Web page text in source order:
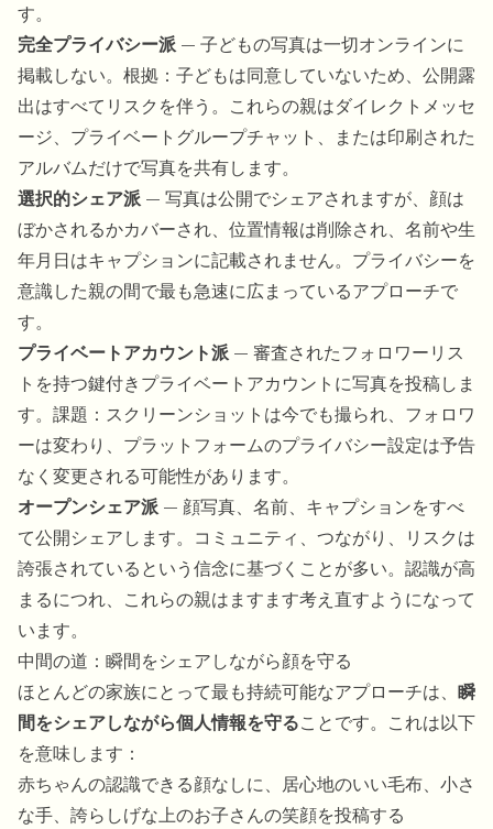
す。
完全プライバシー派 — 子どもの写真は一切オンラインに
掲載しない。根拠：子どもは同意していないため、公開露
出はすべてリスクを伴う。これらの親はダイレクトメッセ
ージ、プライベートグループチャット、または印刷された
アルバムだけで写真を共有します。
選択的シェア派 — 写真は公開でシェアされますが、顔は
ぼかされるかカバーされ、位置情報は削除され、名前や生
年月日はキャプションに記載されません。プライバシーを
意識した親の間で最も急速に広まっているアプローチで
す。
プライベートアカウント派 — 審査されたフォロワーリス
トを持つ鍵付きプライベートアカウントに写真を投稿しま
す。課題：スクリーンショットは今でも撮られ、フォロワ
ーは変わり、プラットフォームのプライバシー設定は予告
なく変更される可能性があります。
オープンシェア派 — 顔写真、名前、キャプションをすべ
て公開シェアします。コミュニティ、つながり、リスクは
誇張されているという信念に基づくことが多い。認識が高
まるにつれ、これらの親はますます考え直すようになって
います。
中間の道：瞬間をシェアしながら顔を守る
ほとんどの家族にとって最も持続可能なアプローチは、 瞬
間をシェアしながら個人情報を守ることです。これは以下
を意味します：
赤ちゃんの認識できる顔なしに、居心地のいい毛布、小さ
な手、誇らしげな上のお子さんの笑顔を投稿する